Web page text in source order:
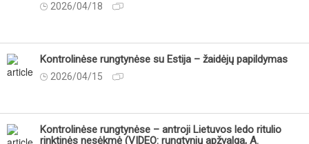
2026/04/18
Kontrolinėse rungtynėse su Estija – žaidėjų papildymas
2026/04/15
Kontrolinėse rungtynėse – antroji Lietuvos ledo ritulio
rinktinės nesėkmė (VIDEO: rungtynių apžvalga, A.